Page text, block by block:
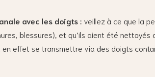
avec les doigts : veillez à ce que la
blessures), et qu’ils aient été nettoyés
effet se transmettre via des doigts